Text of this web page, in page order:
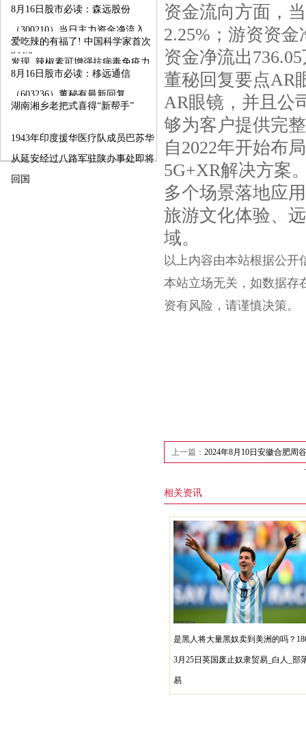
8月16日股市必读：森远股份
（300210）当日主力资金净流入
344.0
爱吃辣的有福了! 中国科学家首次
发现, 辣椒素可增强抗病毒免疫力
8月16日股市必读：移远通信
（603236）董秘有最新回复
湖南湘乡老把式喜得“新帮手”
1943年印度援华医疗队成员巴苏华
从延安经过八路军驻陕办事处即将
回国
资金流向方面，
2.25%；游资资
资金净流出
董秘回复要点AR
AR眼镜，并且公
够为客户提供完
自2022年开始布
5G+XR解决方案
多个场景落地应
旅游文化体验、
域。
以上内容由本站根据公开
本站立场无关，如数据存
资有风险，请谨慎决策。
上一篇： 2024年8月10日安徽合肥周
相关资讯
是黑人将大量黑奴卖到美洲的吗？
3月25日英国废止奴隶贸易_白人_部
易